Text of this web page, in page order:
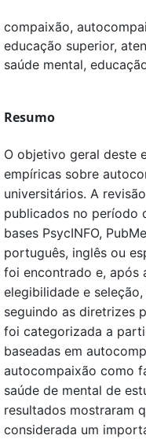
compaixão,
educação superior,
saúde mental,
Resumo
O objetivo geral deste
empíricas sobre
universitários. A
publicados no período
bases PsycINFO,
português, inglês ou
foi encontrado e, após
elegibilidade e
seguindo as diretrizes
foi categorizada a
baseadas em
autocompaixão como
saúde de mental de
resultados mostraram
considerada um